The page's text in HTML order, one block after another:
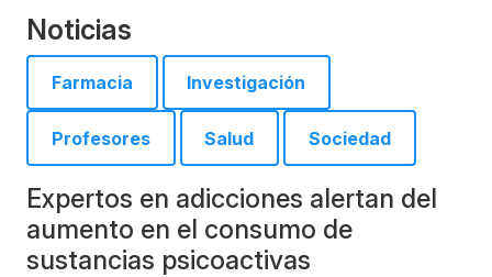
Noticias
Farmacia Investigación
Profesores Salud Sociedad
Expertos en adicciones alertan del
aumento en el consumo de
sustancias psicoactivas